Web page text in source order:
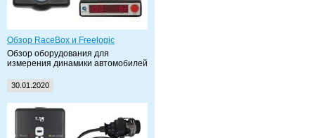
Обзор RaceBox и Freelogic
Обзор оборудования для
измерения динамики автомобилей
30.01.2020